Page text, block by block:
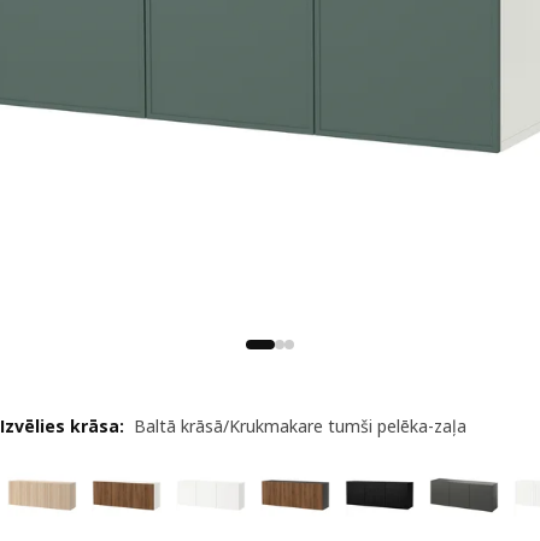
Izvēlies krāsa: Baltā krāsā/Krukmakare tumši pelēka-zaļa